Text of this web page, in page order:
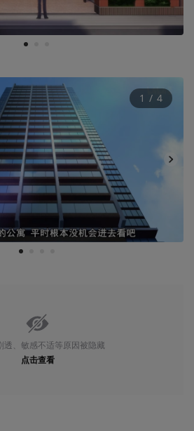
1
1
1 / 4
透、敏感不适等原因被隐藏
点击查看